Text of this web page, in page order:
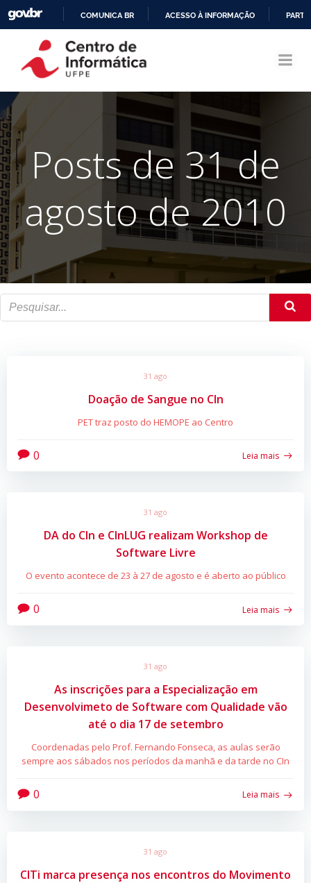
CONTEÚDO
COMUNICA BR ACESSO À INFORMAÇÃO
Posts de 31 de
agosto de 2010
31 ago
Doação de Sangue no CIn
PET traz posto do HEMOPE ao Centro
0 Leia mais
31 ago
DA do CIn e CInLUG realizam Workshop de
Software Livre
O evento acontece de 23 à 27 de agosto e é aberto ao público
0 Leia mais
31 ago
As inscrições para a Especialização em
Desenvolvimeto de Software com Qualidade vão
até o dia 17 de setembro
Coordenadas pelo Prof. Fernando Fonseca, as aulas serão
sempre aos sábados nos períodos da manhã e da tarde no CIn
0 Leia mais
31 ago
CITi marca presença nos encontros do Movimento